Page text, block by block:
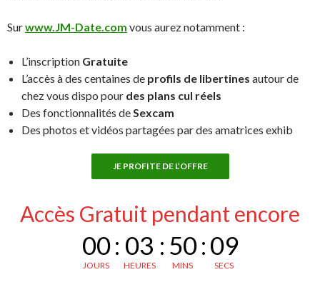
Surwww.JM-Date.com vous aurez notamment :
L’inscription Gratuite
L’accès à des centaines de profils de libertines autour de
chez vous dispo pour des plans cul réels
Des fonctionnalités de Sexcam
Des photos et vidéos partagées par des amatrices exhib
JE PROFITE DE L’OFFRE
Accès Gratuit pendant encore
00
JOURS
: 03
HEURES
: 50
MINS
:08
SECS